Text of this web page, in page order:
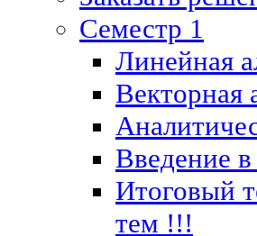
Семестр 1
Линейная
Векторная
Введение
Итоговый
тем !!!